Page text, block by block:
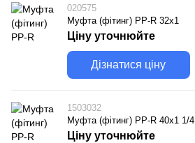
020575
Муфта (фітинг) PP-R 32х1
Ціну уточнюйте
Дізнатися ціну
1503032
Муфта (фітинг) PP-R 40х1 1/4
Ціну уточнюйте